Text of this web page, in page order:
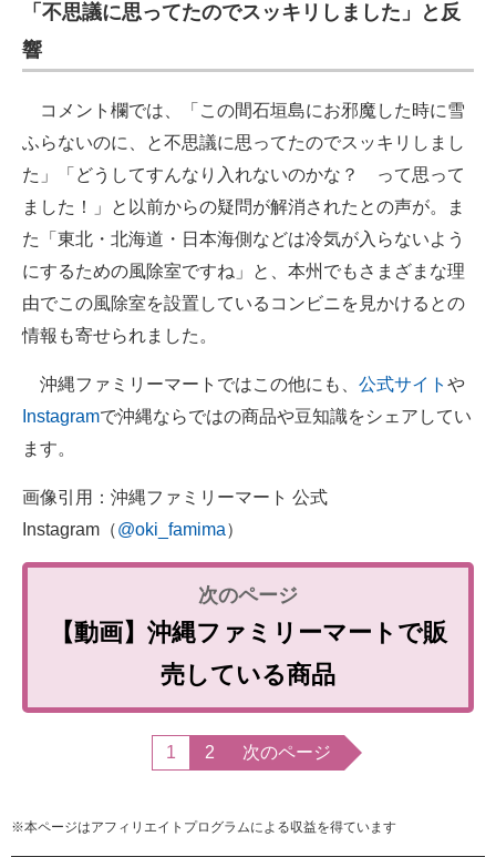
「不思議に思ってたのでスッキリしました」と反
響
コメント欄では、「この間石垣島にお邪魔した時に雪
ふらないのに、と不思議に思ってたのでスッキリしまし
た」「どうしてすんなり入れないのかな？ って思って
ました！」と以前からの疑問が解消されたとの声が。ま
た「東北・北海道・日本海側などは冷気が入らないよう
にするための風除室ですね」と、本州でもさまざまな理
由でこの風除室を設置しているコンビニを見かけるとの
情報も寄せられました。
沖縄ファミリーマートではこの他にも、 公式サイト や
Instagramで沖縄ならではの商品や豆知識をシェアしてい
ます。
画像引用：沖縄ファミリーマート 公式
Instagram（@oki_famima）
【動画】沖縄ファミリーマートで販
売している商品
1 2 次のページ
※本ページはアフィリエイトプログラムによる収益を得ています